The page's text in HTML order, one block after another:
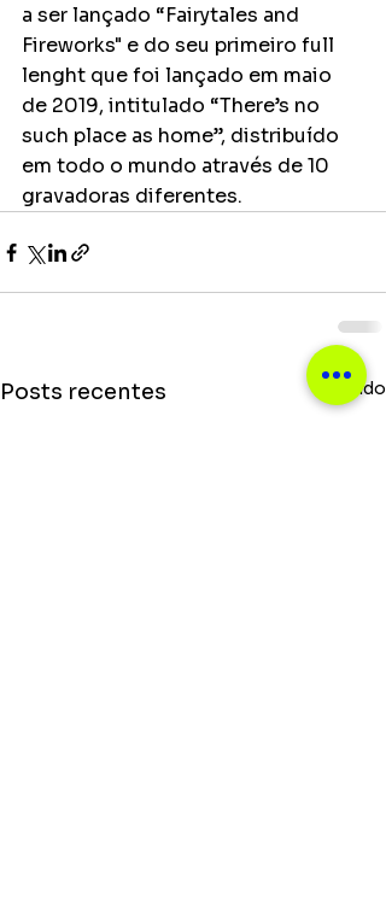
a ser lançado “Fairytales and
Fireworks" e do seu primeiro full
lenght que foi lançado em maio
de 2019, intitulado “There’s no
such place as home”, distribuído
em todo o mundo através de 10
gravadoras diferentes.
Posts recentes Ver tudo